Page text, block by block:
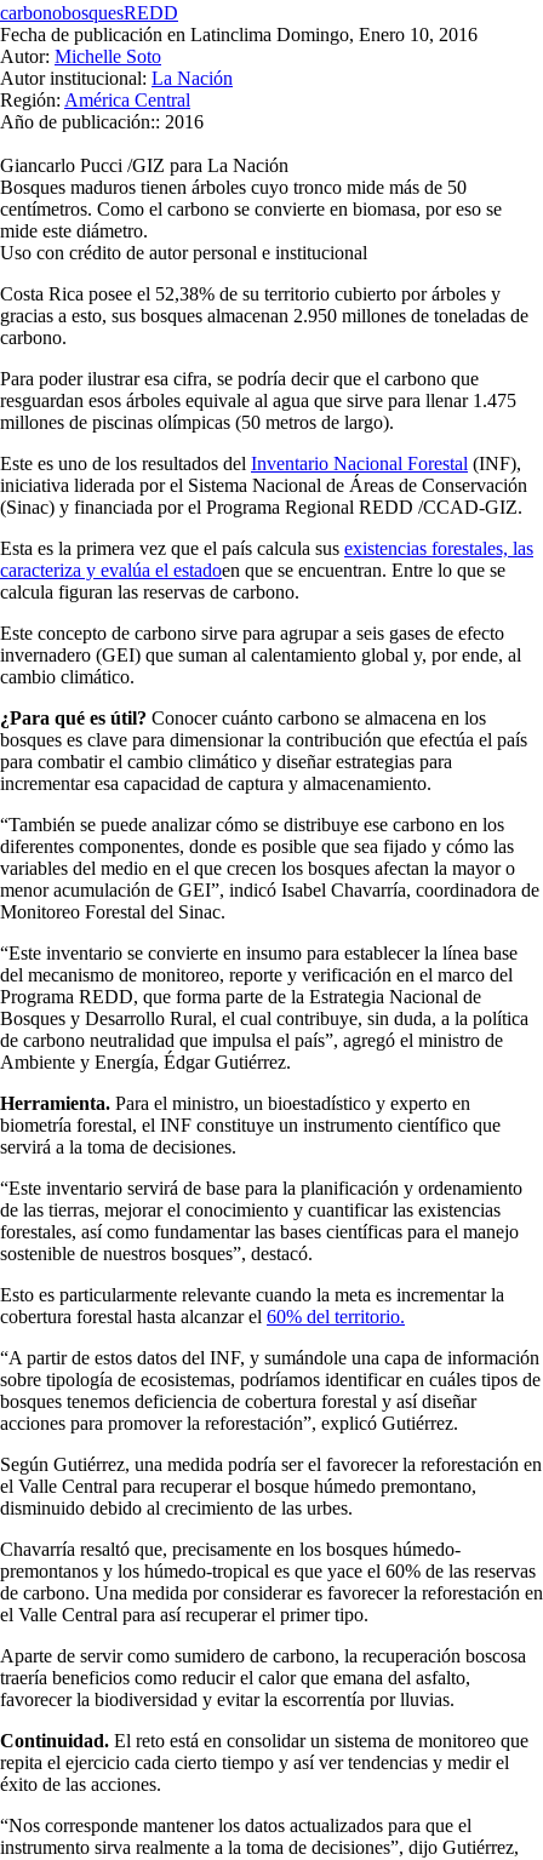
carbonobosquesREDD
Fecha de publicación en Latinclima Domingo, Enero 10, 2016
Autor: Michelle Soto
Autor institucional: La Nación
Región: América Central
Año de publicación:: 2016
Giancarlo Pucci /GIZ para La Nación
Bosques maduros tienen árboles cuyo tronco mide más de 50
centímetros. Como el carbono se convierte en biomasa, por eso se
mide este diámetro.
Uso con crédito de autor personal e institucional
Costa Rica posee el 52,38% de su territorio cubierto por árboles y
gracias a esto, sus bosques almacenan 2.950 millones de toneladas de
carbono.
Para poder ilustrar esa cifra, se podría decir que el carbono que
resguardan esos árboles equivale al agua que sirve para llenar 1.475
millones de piscinas olímpicas (50 metros de largo).
Este es uno de los resultados del Inventario Nacional Forestal (INF),
iniciativa liderada por el Sistema Nacional de Áreas de Conservación
(Sinac) y financiada por el Programa Regional REDD /CCAD-GIZ.
Esta es la primera vez que el país calcula sus existencias forestales, las
caracteriza y evalúa el estadoen que se encuentran. Entre lo que se
calcula figuran las reservas de carbono.
Este concepto de carbono sirve para agrupar a seis gases de efecto
invernadero (GEI) que suman al calentamiento global y, por ende, al
cambio climático.
¿Para qué es útil? Conocer cuánto carbono se almacena en los
bosques es clave para dimensionar la contribución que efectúa el país
para combatir el cambio climático y diseñar estrategias para
incrementar esa capacidad de captura y almacenamiento.
“También se puede analizar cómo se distribuye ese carbono en los
diferentes componentes, donde es posible que sea fijado y cómo las
variables del medio en el que crecen los bosques afectan la mayor o
menor acumulación de GEI”, indicó Isabel Chavarría, coordinadora de
Monitoreo Forestal del Sinac.
“Este inventario se convierte en insumo para establecer la línea base
del mecanismo de monitoreo, reporte y verificación en el marco del
Programa REDD, que forma parte de la Estrategia Nacional de
Bosques y Desarrollo Rural, el cual contribuye, sin duda, a la política
de carbono neutralidad que impulsa el país”, agregó el ministro de
Ambiente y Energía, Édgar Gutiérrez.
Herramienta. Para el ministro, un bioestadístico y experto en
biometría forestal, el INF constituye un instrumento científico que
servirá a la toma de decisiones.
“Este inventario servirá de base para la planificación y ordenamiento
de las tierras, mejorar el conocimiento y cuantificar las existencias
forestales, así como fundamentar las bases científicas para el manejo
sostenible de nuestros bosques”, destacó.
Esto es particularmente relevante cuando la meta es incrementar la
cobertura forestal hasta alcanzar el 60% del territorio.
“A partir de estos datos del INF, y sumándole una capa de información
sobre tipología de ecosistemas, podríamos identificar en cuáles tipos de
bosques tenemos deficiencia de cobertura forestal y así diseñar
acciones para promover la reforestación”, explicó Gutiérrez.
Según Gutiérrez, una medida podría ser el favorecer la reforestación en
el Valle Central para recuperar el bosque húmedo premontano,
disminuido debido al crecimiento de las urbes.
Chavarría resaltó que, precisamente en los bosques húmedo-
premontanos y los húmedo-tropical es que yace el 60% de las reservas
de carbono. Una medida por considerar es favorecer la reforestación en
el Valle Central para así recuperar el primer tipo.
Aparte de servir como sumidero de carbono, la recuperación boscosa
traería beneficios como reducir el calor que emana del asfalto,
favorecer la biodiversidad y evitar la escorrentía por lluvias.
Continuidad. El reto está en consolidar un sistema de monitoreo que
repita el ejercicio cada cierto tiempo y así ver tendencias y medir el
éxito de las acciones.
“Nos corresponde mantener los datos actualizados para que el
instrumento sirva realmente a la toma de decisiones”, dijo Gutiérrez,